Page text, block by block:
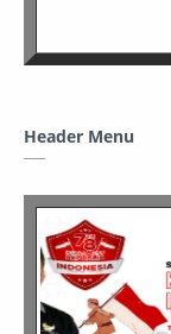
Header Menu